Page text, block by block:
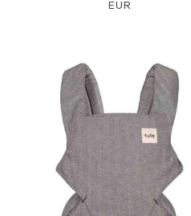
EUR